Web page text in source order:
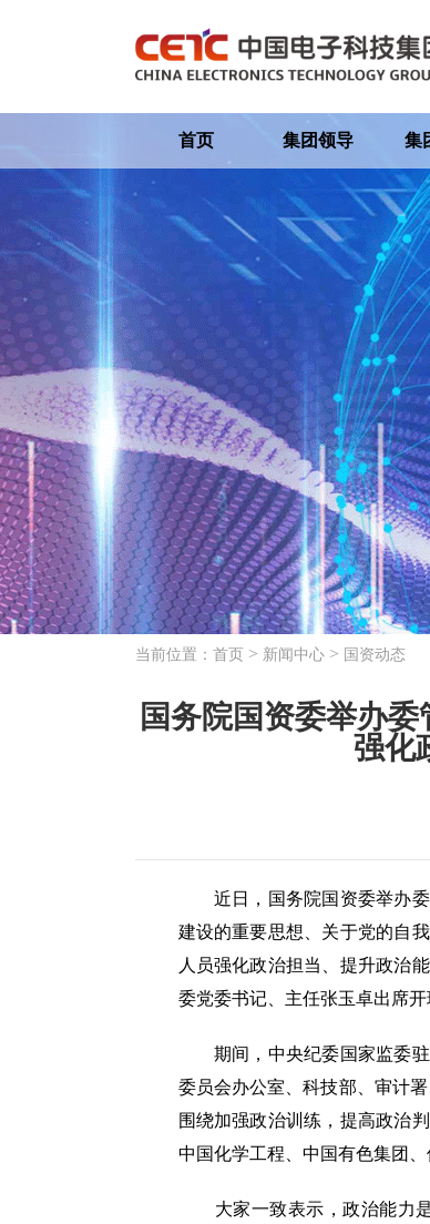
首页 集团领导 集
当前位置： 首页 > 新闻中心 > 国资动态
国务院国资委举办
强化
近日，国务院国资委举办委
建设的重要思想、关于党的自
人员强化政治担当、提升政治
委党委书记、主任张玉卓出席
期间，中央纪委国家监委驻
委员会办公室、科技部、审计
围绕加强政治训练，提高政治
中国化学工程、中国有色集团
大家一致表示，政治能力是